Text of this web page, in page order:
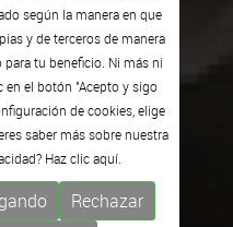
según la manera en que
y de terceros de manera
tu beneficio. Ni más ni
en el botón "Acepto y sigo
de cookies, elige
saber más sobre nuestra
Haz clicaquí.
Rechazar